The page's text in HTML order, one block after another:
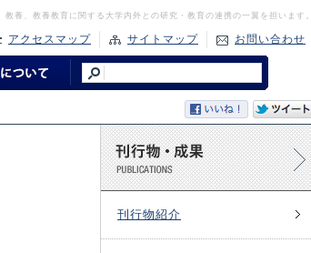
教養、教養教育に関する大学内外との研究・教育の連携の一翼を担います。
アクセスマップ サイトマップ お問い合わせ
刊行物紹介